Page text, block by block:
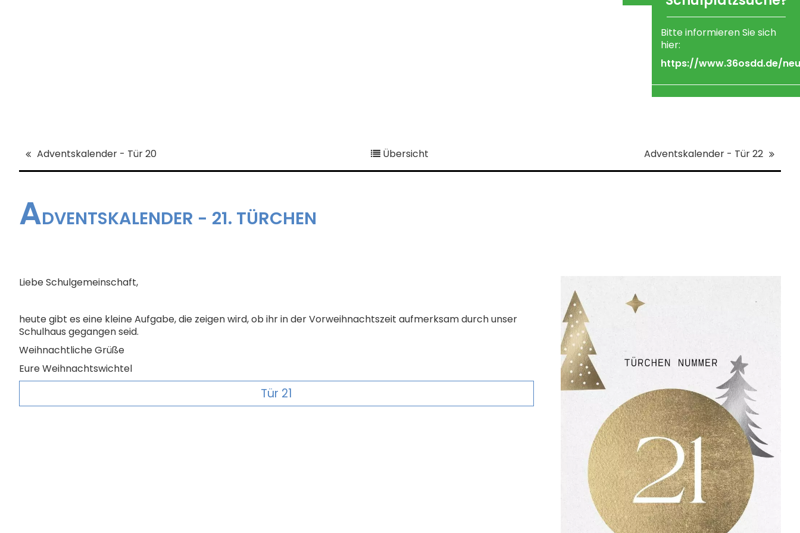
Adventskalender - Tür 20 Übersicht Adventskalender - Tür 22
ADVENTSKALENDER - 21. TÜRCHEN
Liebe Schulgemeinschaft,
heute gibt es eine kleine Aufgabe, die zeigen wird, ob ihr in der Vorweihnachtszeit aufmerksam durch unser
Schulhaus gegangen seid.
Weihnachtliche Grüße
Eure Weihnachtswichtel
Tür 21
Klassen 5: Treff 8:00 Uhr auf
dem Schulhof
ab Klasse 6: Treff 8:30 Uhr
im Unterrichtsraum
Bitte informieren Sie sich
hier:
https://www.36osdd.de/